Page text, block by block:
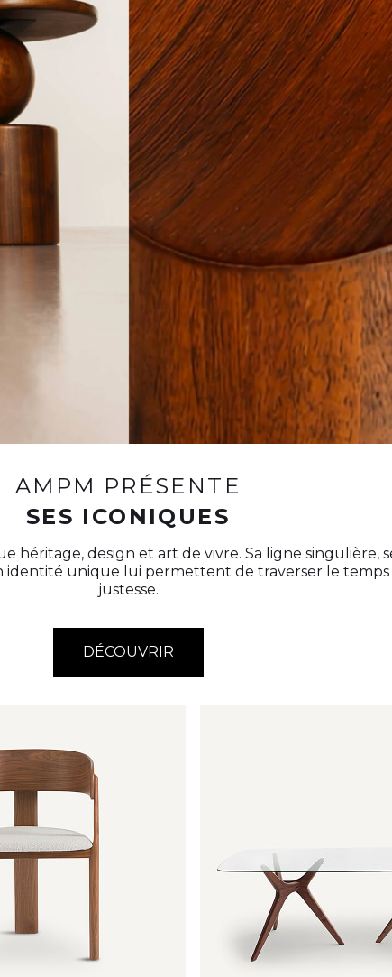
AMPM PRÉSENTE
SES ICONIQUES
héritage, design et art de vivre. Sa ligne singulière,
identité unique lui permettent de traverser le temps
justesse.
DÉCOUVRIR